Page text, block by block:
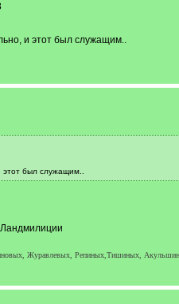
и этот был служащим..
был служащим..
Ландмилиции
Журавлевых, Репиных,Тишиных,